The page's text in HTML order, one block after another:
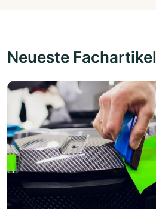
Neueste Fachartikel